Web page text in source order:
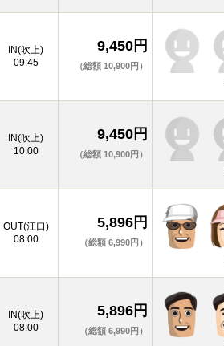
IN(吹上)
09:45
9,450円
（総額 10,900円）
IN(吹上)
10:00
9,450円
（総額 10,900円）
OUT(江口)
08:00
5,896円
（総額 6,990円）
IN(吹上)
08:00
5,896円
（総額 6,990円）